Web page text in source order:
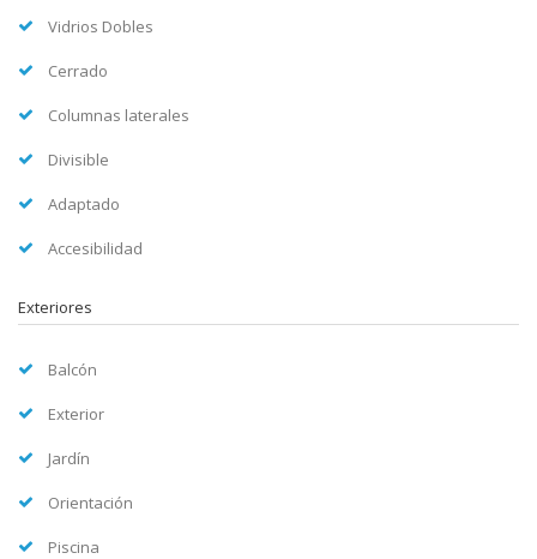
Vidrios Dobles
Cerrado
Columnas laterales
Divisible
Adaptado
Accesibilidad
Exteriores
Balcón
Exterior
Jardín
Orientación
Piscina